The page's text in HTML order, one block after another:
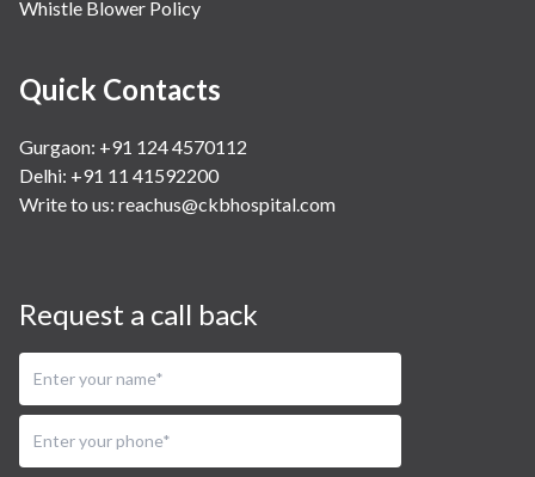
Whistle Blower Policy
Quick Contacts
Gurgaon: +91 124 4570112
Delhi: +91 11 41592200
Write to us: reachus@ckbhospital.com
Request a call back